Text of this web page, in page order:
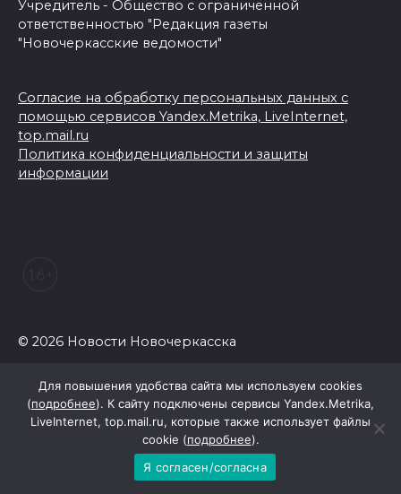
Учредитель - Общество с ограниченной
ответственностью "Редакция газеты
"Новочеркасские ведомости"
Согласие на обработку персональных данных с
помощью сервисов Yandex.Metrika, LiveInternet,
top.mail.ru
Политика конфиденциальности и защиты
информации
© 2026 Новости Новочеркасска
Для повышения удобства сайта мы используем cookies
(подробнее). К сайту подключены сервисы Yandex.Metrika,
LiveInternet, top.mail.ru, которые также использует файлы
cookie (подробнее).
Я согласен/согласна